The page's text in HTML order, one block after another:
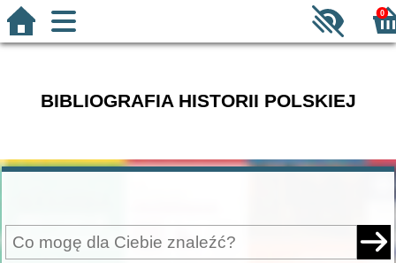
0
BIBLIOGRAFIA HISTORII POLSKIEJ